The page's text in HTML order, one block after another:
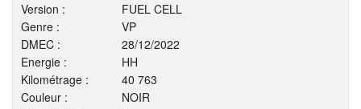
Version :
FUEL CELL
Genre :
VP
DMEC :
28/12/2022
Energie :
HH
Kilométrage :
40 763
Couleur :
NOIR